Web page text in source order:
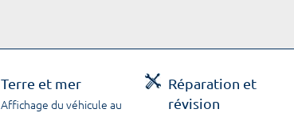
Terre et mer
Affichage du véhicule au
Réparation et
révision